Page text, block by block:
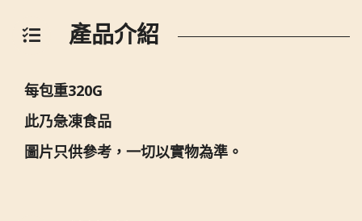
產品介紹
每包重320G
此乃急凍食品
圖片只供參考，一切以實物為準。